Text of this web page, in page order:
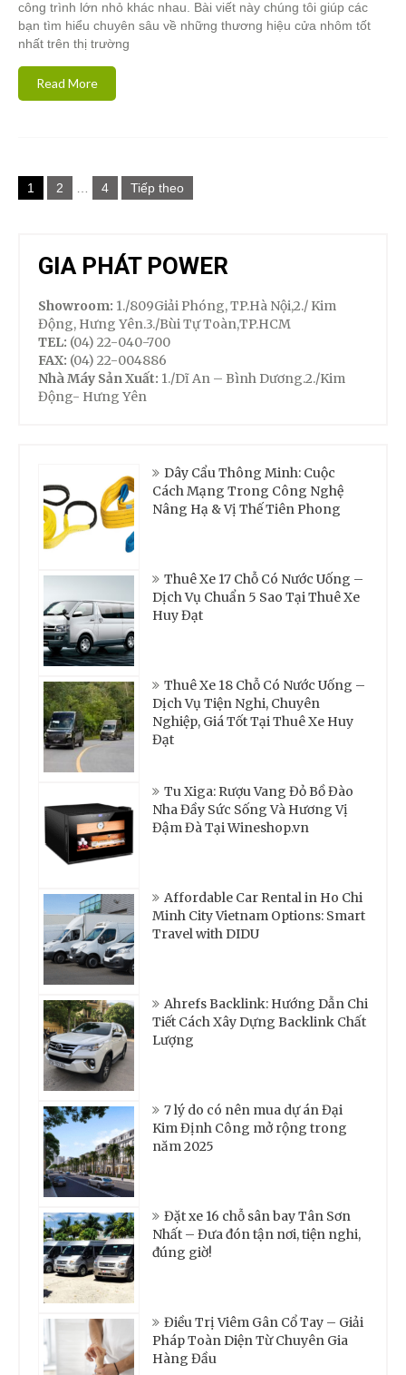
công trình lớn nhỏ khác nhau. Bài viết này chúng tôi giúp các
bạn tìm hiểu chuyên sâu về những thương hiệu cửa nhôm tốt
nhất trên thị trường
Read More
Phân
trang
viết
1 2 4 Tiếp theo
GIA PHÁT POWER
Showroom: 1./809Giải Phóng, TP.Hà Nội,2./ Kim
Động, Hưng Yên.3./Bùi Tự Toàn,TP.HCM
TEL: (04) 22-040-700
FAX: (04) 22-004886
Nhà Máy Sản Xuất: 1./Dĩ An – Bình Dương.2./Kim
Động- Hưng Yên
Dây Cẩu Thông Minh: Cuộc
Cách Mạng Trong Công Nghệ
Nâng Hạ & Vị Thế Tiên Phong
Thuê Xe 17 Chỗ Có Nước Uống –
Dịch Vụ Chuẩn 5 Sao Tại Thuê Xe
Huy Đạt
Thuê Xe 18 Chỗ Có Nước Uống –
Dịch Vụ Tiện Nghi, Chuyên
Nghiệp, Giá Tốt Tại Thuê Xe Huy
Đạt
Tu Xiga: Rượu Vang Đỏ Bồ Đào
Nha Đầy Sức Sống Và Hương Vị
Đậm Đà Tại Wineshop.vn
Affordable Car Rental in Ho Chi
Minh City Vietnam Options: Smart
Travel with DIDU
Ahrefs Backlink: Hướng Dẫn Chi
Tiết Cách Xây Dựng Backlink Chất
Lượng
7 lý do có nên mua dự án Đại
Kim Định Công mở rộng trong
năm 2025
Đặt xe 16 chỗ sân bay Tân Sơn
Nhất – Đưa đón tận nơi, tiện nghi,
đúng giờ!
Điều Trị Viêm Gân Cổ Tay – Giải
Pháp Toàn Diện Từ Chuyên Gia
Hàng Đầu